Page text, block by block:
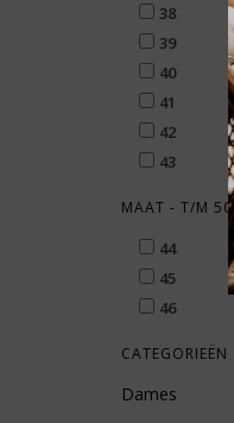
38
39
40
41
42
43
MAAT - T/M 50
44
45
46
CATEGORIEËN
Dames